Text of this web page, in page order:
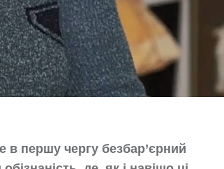
в першу чергу безбар’єрний